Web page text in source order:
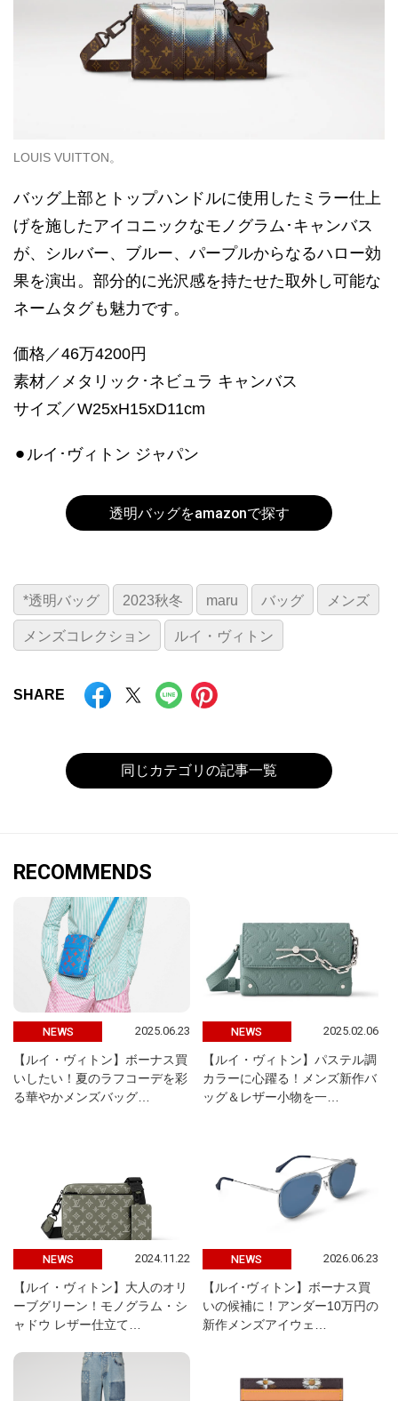
LOUIS VUITTON。
バッグ上部とトップハンドルに使用したミラー仕上
げを施したアイコニックなモノグラム･キャンバス
が、シルバー、ブルー、パープルからなるハロー効
果を演出。部分的に光沢感を持たせた取外し可能な
ネームタグも魅力です。
価格／46万4200円
素材／メタリック･ネビュラ キャンバス
サイズ／W25xH15xD11cm
⚫︎ルイ･ヴィトン ジャパン
透明バッグをamazonで探す
*透明バッグ 2023秋冬 maru バッグ メンズ
メンズコレクション ルイ・ヴィトン
SHARE
同じカテゴリの記事一覧
RECOMMENDS
NEWS 2025.06.23
【ルイ・ヴィトン】ボーナス買
いしたい！夏のラフコーデを彩
る華やかメンズバッグ…
NEWS 2025.02.06
【ルイ・ヴィトン】パステル調
カラーに心躍る！メンズ新作バ
ッグ＆レザー小物を一…
NEWS 2024.11.22
【ルイ・ヴィトン】大人のオリ
ーブグリーン！モノグラム・シ
ャドウ レザー仕立て…
NEWS 2026.06.23
【ルイ･ヴィトン】ボーナス買
いの候補に！アンダー10万円の
新作メンズアイウェ…